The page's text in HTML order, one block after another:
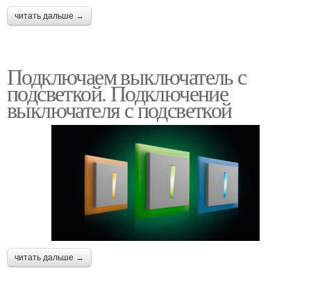
читать дальше →
Подключаем выключатель с
подсветкой. Подключение
выключателя с подсветкой
читать дальше →